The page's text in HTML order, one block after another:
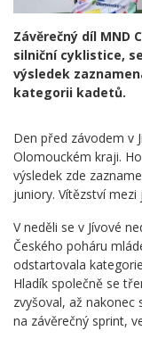
Závěrečný díl MND
silniční cyklistice,
výsledek
kategorii kadetů.
Den před závodem v
Olomouckém kraji.
výsledek zde
juniory. Vítězství
V neděli se v Jívové
Českého poháru
odstartovala
Hladík společně se
zvyšoval, až
na závěrečný sprint,